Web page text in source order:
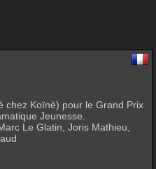
chez Koïnè) pour le Grand Prix
Jeunesse.
Le Glatin, Joris Mathieu,